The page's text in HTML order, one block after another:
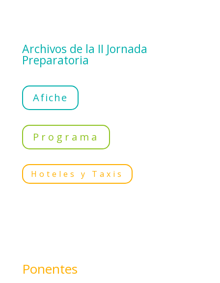
Archivos de la II Jornada
Preparatoria
Afiche
Programa
Hoteles y Taxis
Ponentes